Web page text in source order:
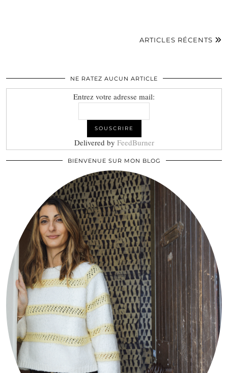
ARTICLES RÉCENTS
NE RATEZ AUCUN ARTICLE
Entrez votre adresse mail:
Delivered by FeedBurner
BIENVENUE SUR MON BLOG